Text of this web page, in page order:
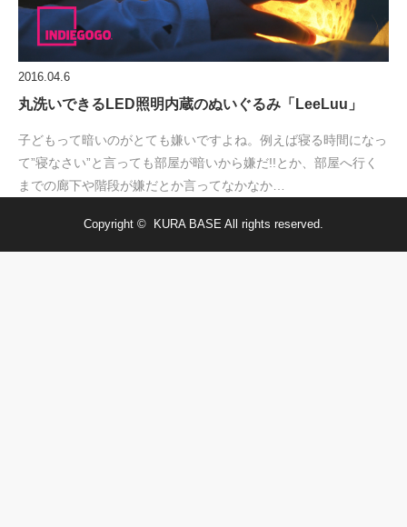
2016.04.6
丸洗いできるLED照明内蔵のぬいぐるみ「LeeLuu」
子どもって暗いのがとても嫌いですよね。例えば寝る時間になっ
て”寝なさい”と言っても部屋が暗いから嫌だ!!とか、部屋へ行く
までの廊下や階段が嫌だとか言ってなかなか…
Copyright © KURA BASE All rights reserved.